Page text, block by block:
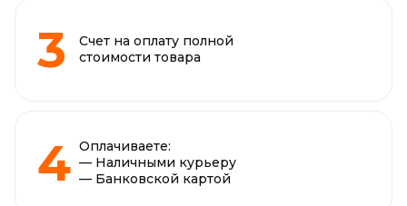
Счет на оплату полной
стоимости товара
Оплачиваете:
— Наличными курьеру
— Банковской картой